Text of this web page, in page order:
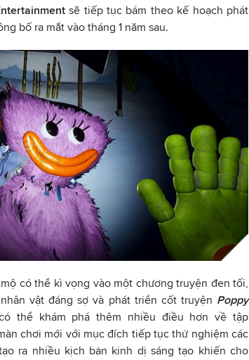
sẽ tiếp tục bám theo kế hoạch phát
bố ra mắt vào tháng 1 năm sau.
có thể kì vọng vào một chương truyện đen tối,
vật đáng sợ và phát triển cốt truyện Poppy
thể khám phá thêm nhiều điều hơn về tập
chơi mới với mục đích tiếp tục thử nghiệm các
ra nhiều kịch bản kinh dị sáng tạo khiến cho